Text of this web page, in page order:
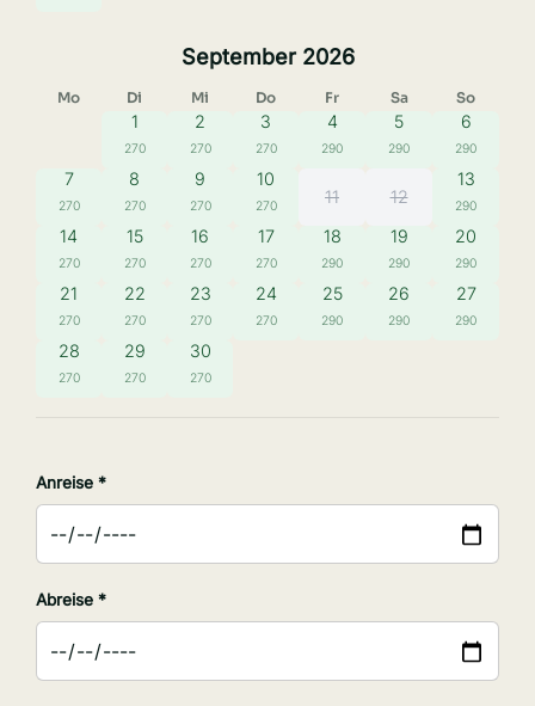
September 2026
Mo Di Mi Do Fr Sa So
1
270
2
270
3
270
4
290
5
290
6
290
7
270
8
270
9
270
10
270 11 12
13
290
14
270
15
270
16
270
17
270
18
290
19
290
20
290
21
270
22
270
23
270
24
270
25
290
26
290
27
290
28
270
29
270
30
270
Anreise *
Abreise *